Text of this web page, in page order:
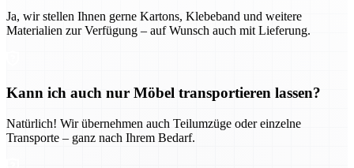
Ja, wir stellen Ihnen gerne Kartons, Klebeband und weitere
Materialien zur Verfügung – auf Wunsch auch mit Lieferung.
Kann ich auch nur Möbel transportieren lassen?
Natürlich! Wir übernehmen auch Teilumzüge oder einzelne
Transporte – ganz nach Ihrem Bedarf.